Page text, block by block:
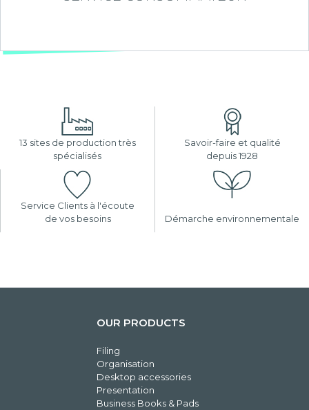
13 sites de production très
spécialisés
Savoir-faire et qualité
depuis 1928
Service Clients à l'écoute
de vos besoins
Démarche environnementale
OUR PRODUCTS
Filing
Organisation
Desktop accessories
Presentation
Business Books & Pads